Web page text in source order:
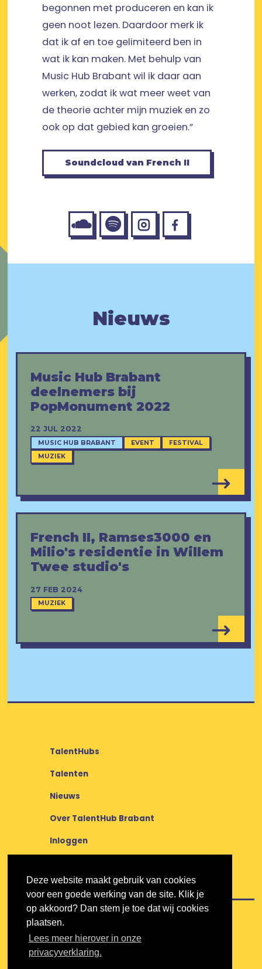
Deze website maakt gebruik van cookies
voor een goede werking van de site. Klik je
op akkoord? Dan stem je toe dat wij cookies
plaatsen.
Lees meer hierover in onze
privacyverklaring.
begonnen met produceren en kan ik
geen noot lezen. Daardoor merk ik
dat ik af en toe gelimiteerd ben in
wat ik kan maken. Met behulp van
Music Hub Brabant wil ik daar aan
werken, zodat ik wat meer weet van
de theorie achter mijn muziek en zo
ook op dat gebied kan groeien.”
Soundcloud van French II
Nieuws
22 JUL 2022
MUSIC HUB BRABANT EVENT
FESTIVAL
MUZIEK
Music Hub Brabant
deelnemers bij
PopMonument 2022
27 FEB 2024
MUZIEK
French II, Ramses3000 en
Milio's residentie in Willem
Twee studio's
TalentHubs
Talenten
Nieuws
Over TalentHub Brabant
Inloggen